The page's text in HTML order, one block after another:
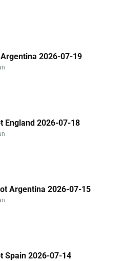
2026-07-19
England 2026-07-18
Argentina 2026-07-15
Spain 2026-07-14